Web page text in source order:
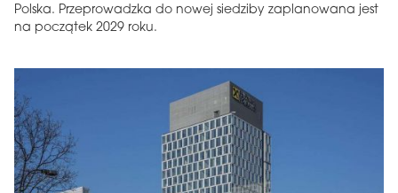
Polska. Przeprowadzka do nowej siedziby zaplanowana jest
na początek 2029 roku.